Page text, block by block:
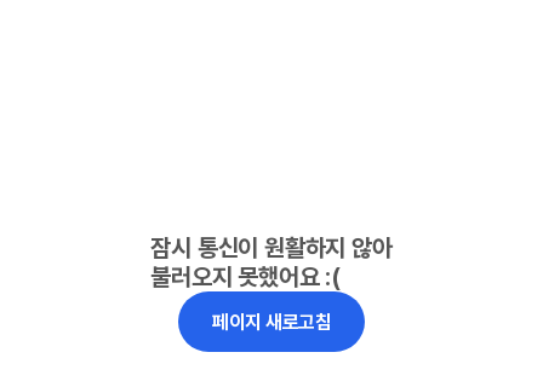
잠시 통신이 원활하지 않아
불러오지 못했어요 :(
페이지 새로고침